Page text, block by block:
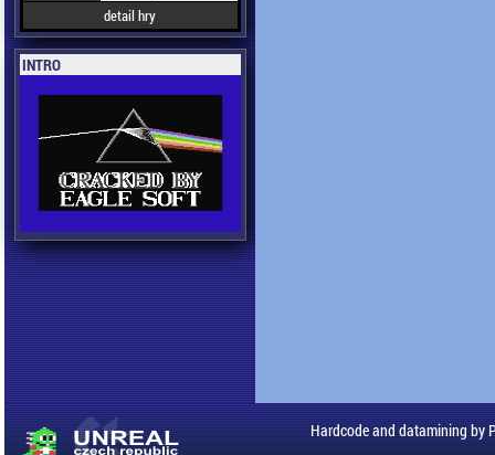
detail hry
INTRO
Hardcode and datamining by